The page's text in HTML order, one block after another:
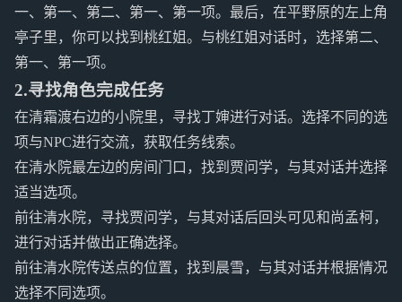
一、第一、第二、第一、第一项。最后，在平野原的左上角
亭子里，你可以找到桃红姐。与桃红姐对话时，选择第二、
第一、第一项。
2.寻找角色完成任务
在清霜渡右边的小院里，寻找丁婶进行对话。选择不同的选
项与NPC进行交流，获取任务线索。
在清水院最左边的房间门口，找到贾问学，与其对话并选择
适当选项。
前往清水院，寻找贾问学，与其对话后回头可见和尚孟柯，
进行对话并做出正确选择。
前往清水院传送点的位置，找到晨雪，与其对话并根据情况
选择不同选项。